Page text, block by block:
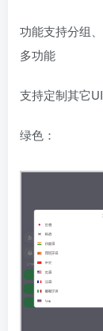
功能支持分组
多功能
支持定制其它UI
绿色：